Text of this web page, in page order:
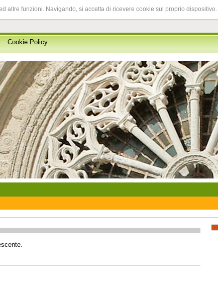
altre funzioni. Navigando, si accetta di ricevere cookie sul proprio dispositivo.
Cookie Policy